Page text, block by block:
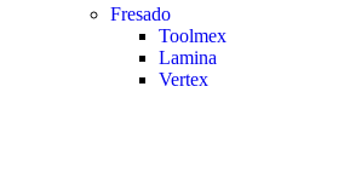
Fresado
Toolmex
Lamina
Vertex